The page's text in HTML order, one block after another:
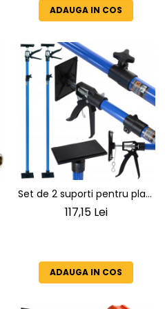
SN4570
ADAUGA IN COS
Set de 2 suporti pentru placi
de rigips inaltimea maxima
117,15 Lei
ADAUGA IN COS